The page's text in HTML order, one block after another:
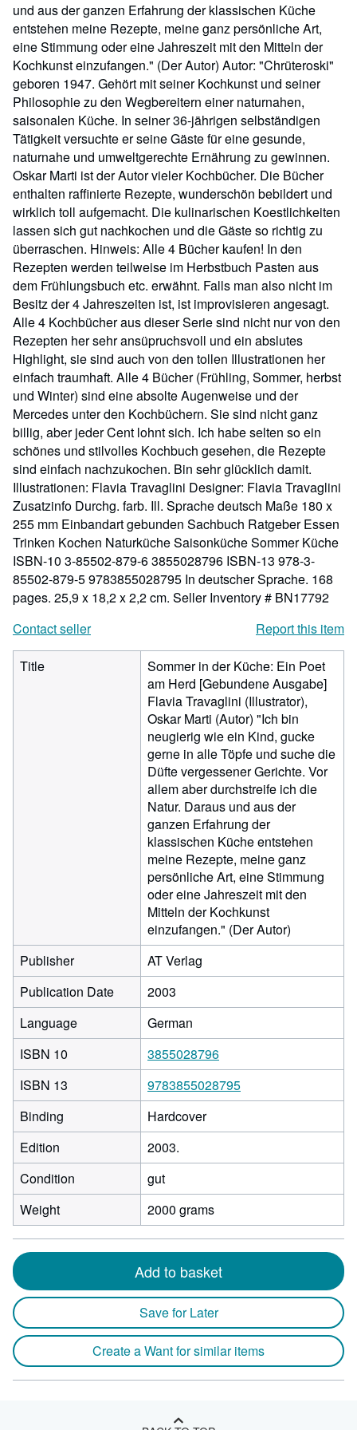
und aus der ganzen Erfahrung der klassischen Küche
entstehen meine Rezepte, meine ganz persönliche Art,
eine Stimmung oder eine Jahreszeit mit den Mitteln der
Kochkunst einzufangen." (Der Autor) Autor: "Chrüteroski"
geboren 1947. Gehört mit seiner Kochkunst und seiner
Philosophie zu den Wegbereitern einer naturnahen,
saisonalen Küche. In seiner 36-jährigen selbständigen
Tätigkeit versuchte er seine Gäste für eine gesunde,
naturnahe und umweltgerechte Ernährung zu gewinnen.
Oskar Marti ist der Autor vieler Kochbücher. Die Bücher
enthalten raffinierte Rezepte, wunderschön bebildert und
wirklich toll aufgemacht. Die kulinarischen Koestlichkeiten
lassen sich gut nachkochen und die Gäste so richtig zu
überraschen. Hinweis: Alle 4 Bücher kaufen! In den
Rezepten werden teilweise im Herbstbuch Pasten aus
dem Frühlungsbuch etc. erwähnt. Falls man also nicht im
Besitz der 4 Jahreszeiten ist, ist improvisieren angesagt.
Alle 4 Kochbücher aus dieser Serie sind nicht nur von den
Rezepten her sehr ansüpruchsvoll und ein abslutes
Highlight, sie sind auch von den tollen Illustrationen her
einfach traumhaft. Alle 4 Bücher (Frühling, Sommer, herbst
und Winter) sind eine absolte Augenweise und der
Mercedes unter den Kochbüchern. Sie sind nicht ganz
billig, aber jeder Cent lohnt sich. Ich habe selten so ein
schönes und stilvolles Kochbuch gesehen, die Rezepte
sind einfach nachzukochen. Bin sehr glücklich damit.
Illustrationen: Flavia Travaglini Designer: Flavia Travaglini
Zusatzinfo Durchg. farb. Ill. Sprache deutsch Maße 180 x
255 mm Einbandart gebunden Sachbuch Ratgeber Essen
Trinken Kochen Naturküche Saisonküche Sommer Küche
ISBN-10 3-85502-879-6 3855028796 ISBN-13 978-3-
85502-879-5 9783855028795 In deutscher Sprache. 168
pages. 25,9 x 18,2 x 2,2 cm. Seller Inventory # BN17792
Contact seller
Report this item
Title
Sommer in der Küche: Ein Poet
am Herd [Gebundene Ausgabe]
Flavia Travaglini (Illustrator),
Oskar Marti (Autor) "Ich bin
neugierig wie ein Kind, gucke
gerne in alle Töpfe und suche die
Düfte vergessener Gerichte. Vor
allem aber durchstreife ich die
Natur. Daraus und aus der
ganzen Erfahrung der
klassischen Küche entstehen
meine Rezepte, meine ganz
persönliche Art, eine Stimmung
oder eine Jahreszeit mit den
Mitteln der Kochkunst
einzufangen." (Der Autor)
Publisher
AT Verlag
Publication Date
2003
Language
German
ISBN 10
3855028796
ISBN 13
9783855028795
Binding
Hardcover
Edition
2003.
Condition
gut
Weight
2000 grams
Add to basket
Save for Later
Create a Want for similar items